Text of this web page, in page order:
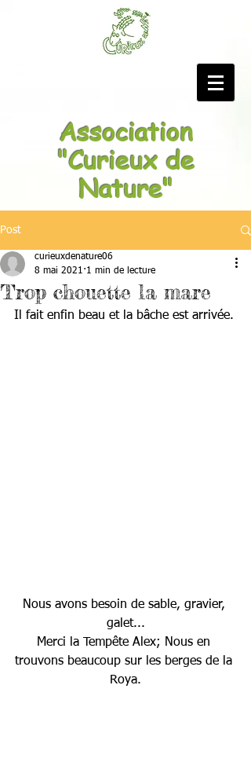
Association
"Curieux de
Nature"
Post
Trop chouette la mare
curieuxdenature06
8 mai 2021 1 min de lecture
Il fait enfin beau et la bâche est arrivée.
Nous avons besoin de sable, gravier,
galet...
Merci la Tempête Alex; Nous en
trouvons beaucoup sur les berges de la
Roya.